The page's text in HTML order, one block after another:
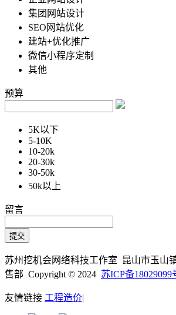
集团网站设计
SEO网站优化
建站+优化推广
微信小程序定制
其他
预算
5K以下
5-10K
10-20k
20-30k
30-50k
50k以上
留言
苏州挖机会网络科技工作室 昆山市玉山
售部 Copyright © 2024 苏ICP备18029099
友情链接 工程造价|